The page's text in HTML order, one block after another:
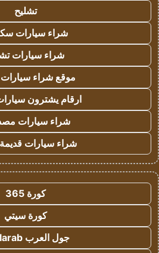
تشليح
شراء سيارات
شراء سيارات
موقع شراء سيارات
ارقام يشترون
شراء سيارات
شراء سيارات
كورة 365
كورة سيتي
جول العرب goalarab